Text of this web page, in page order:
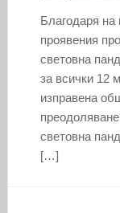
Благодаря на
проявения
световна
за всички 12
изправена
световна
[…]